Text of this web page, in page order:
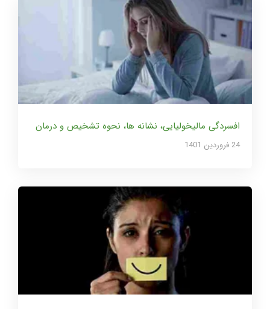
افسردگی مالیخولیایی، نشانه ها، نحوه تشخیص و درمان
24 فروردین 1401